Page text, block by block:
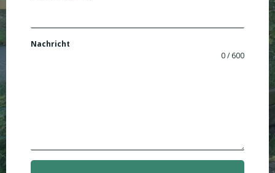
Nachricht
0 / 600